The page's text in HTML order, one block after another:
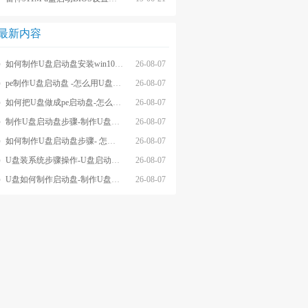
新内容
26-08-07
如何制作U盘启动盘安装win10系统-怎么制作U盘启动盘安装win10系
26-08-07
pe制作U盘启动盘 -怎么用U盘制作pe系统启动盘
26-08-07
如何把U盘做成pe启动盘-怎么把U盘做成pe启动盘
26-08-07
制作U盘启动盘步骤-制作U盘启动盘详细方法
26-08-07
如何制作U盘启动盘步骤- 怎么制作U盘启动盘步骤
26-08-07
U盘装系统步骤操作-U盘启动重装系统步骤
26-08-07
U盘如何制作启动盘-制作U盘启动盘重装